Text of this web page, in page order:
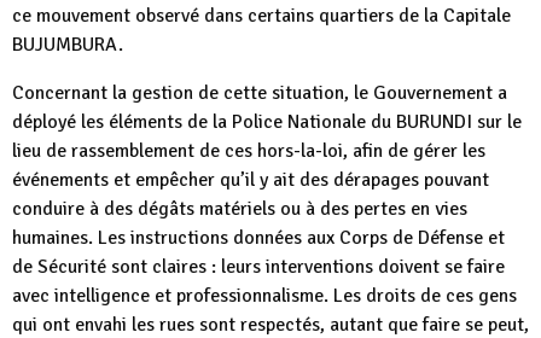
ce mouvement observé dans certains quartiers de la Capitale
BUJUMBURA.
Concernant la gestion de cette situation, le Gouvernement a
déployé les éléments de la Police Nationale du BURUNDI sur le
lieu de rassemblement de ces hors-la-loi, afin de gérer les
événements et empêcher qu’il y ait des dérapages pouvant
conduire à des dégâts matériels ou à des pertes en vies
humaines. Les instructions données aux Corps de Défense et
de Sécurité sont claires : leurs interventions doivent se faire
avec intelligence et professionnalisme. Les droits de ces gens
qui ont envahi les rues sont respectés, autant que faire se peut,